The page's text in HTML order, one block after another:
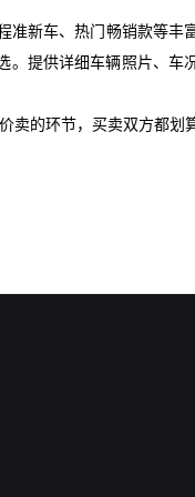
准新车、热门畅销款等丰
。提供详细车辆照片、车
卖的环节，买卖双方都划